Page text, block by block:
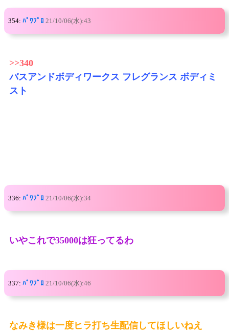
354: ﾊﾟﾜﾌﾟﾛ 21/10/06(水):43
>>340
バスアンドボディワークス フレグランス ボディミ
スト
336: ﾊﾟﾜﾌﾟﾛ 21/10/06(水):34
いやこれで35000は狂ってるわ
337: ﾊﾟﾜﾌﾟﾛ 21/10/06(水):46
なみき様は一度ヒラ打ち生配信してほしいねえ